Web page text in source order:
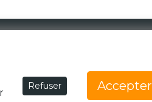
Refuser Accepter